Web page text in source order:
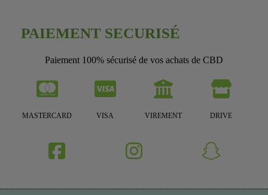
PAIEMENT SECURISÉ
Paiement 100% sécurisé de vos achats de CBD
MASTERCARD VISA VIREMENT DRIVE